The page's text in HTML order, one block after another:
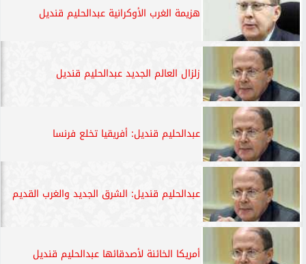
هزيمة الغرب الأوكرانية عبدالحليم قنديل
زلزال العالم الجديد عبدالحليم قنديل
عبدالحليم قنديل: أفريقيا تخلع فرنسا
عبدالحليم قنديل: الشرق الجديد والغرب القديم
أمريكا الخائنة لأصدقائها عبدالحليم قنديل